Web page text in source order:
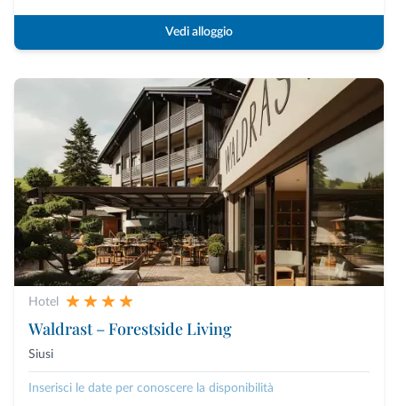
Vedi alloggio
Hotel
Waldrast – Forestside Living
Siusi
Inserisci le date per conoscere la disponibilità